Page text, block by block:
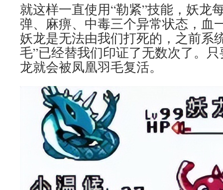
就这样一直使用“勒紧”技能，妖龙
弹、麻痹、中毒三个异常状态，血
妖龙是无法由我们打死的，之前系
毛”已经替我们印证了无数次了。
龙就会被凤凰羽毛复活。